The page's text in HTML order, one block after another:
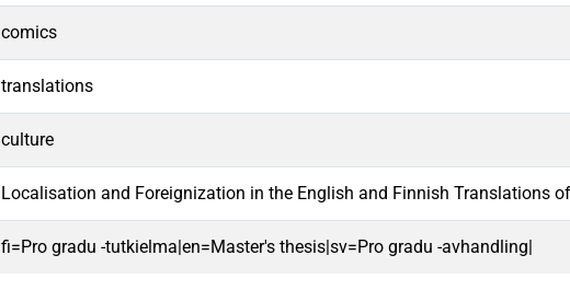
comics
translations
culture
Localisation and Foreignization in the English and Finnish Translations
fi=Pro gradu -tutkielma|en=Master's thesis|sv=Pro gradu -avhandling|